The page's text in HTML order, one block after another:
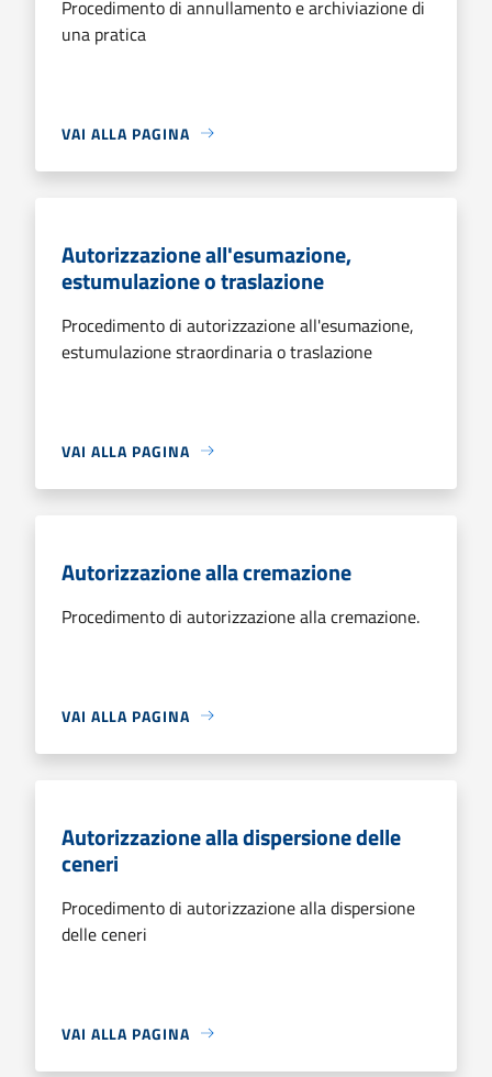
Procedimento di annullamento e archiviazione di
una pratica
VAI ALLA PAGINA
Autorizzazione all'esumazione,
estumulazione o traslazione
Procedimento di autorizzazione all'esumazione,
estumulazione straordinaria o traslazione
VAI ALLA PAGINA
Autorizzazione alla cremazione
Procedimento di autorizzazione alla cremazione.
VAI ALLA PAGINA
Autorizzazione alla dispersione delle
ceneri
Procedimento di autorizzazione alla dispersione
delle ceneri
VAI ALLA PAGINA